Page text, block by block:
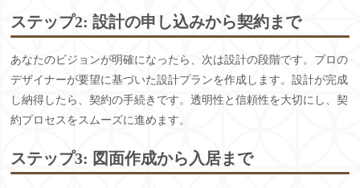
ステップ2: 設計の申し込みから契約まで
あなたのビジョンが明確になったら、次は設計の段階です。プロの
デザイナーが要望に基づいた設計プランを作成します。設計が完成
し納得したら、契約の手続きです。透明性と信頼性を大切にし、契
約プロセスをスムーズに進めます。
ステップ3: 図面作成から入居まで